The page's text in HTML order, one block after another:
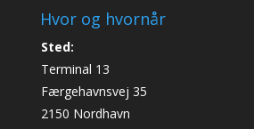
Hvor og hvornår
Sted:
Terminal 13
Færgehavnsvej 35
2150 Nordhavn